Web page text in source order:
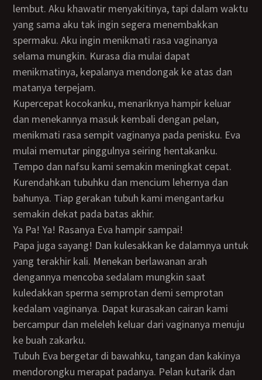
lembut. Aku khawatir menyakitinya, tapi dalam waktu
yang sama aku tak ingin segera menembakkan
spermaku. Aku ingin menikmati rasa vaginanya
selama mungkin. Kurasa dia mulai dapat
menikmatinya, kepalanya mendongak ke atas dan
matanya terpejam.
Kupercepat kocokanku, menariknya hampir keluar
dan menekannya masuk kembali dengan pelan,
menikmati rasa sempit vaginanya pada penisku. Eva
mulai memutar pinggulnya seiring hentakanku.
Tempo dan nafsu kami semakin meningkat cepat.
Kurendahkan tubuhku dan mencium lehernya dan
bahunya. Tiap gerakan tubuh kami mengantarku
semakin dekat pada batas akhir.
Ya Pa! Ya! Rasanya Eva hampir sampai!
Papa juga sayang! Dan kulesakkan ke dalamnya untuk
yang terakhir kali. Menekan berlawanan arah
dengannya mencoba sedalam mungkin saat
kuledakkan sperma semprotan demi semprotan
kedalam vaginanya. Dapat kurasakan cairan kami
bercampur dan meleleh keluar dari vaginanya menuju
ke buah zakarku.
Tubuh Eva bergetar di bawahku, tangan dan kakinya
mendorongku merapat padanya. Pelan kutarik dan